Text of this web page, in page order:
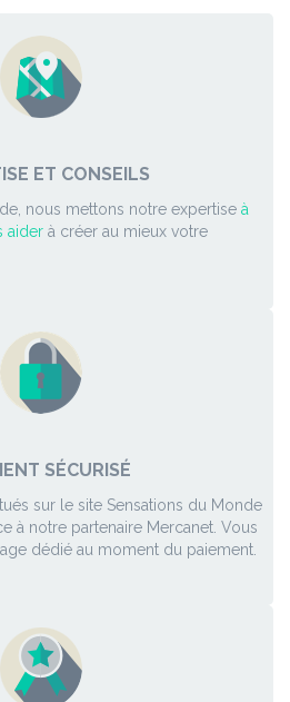
ET CONSEILS
nous mettons notre expertise à
aider à créer au mieux votre
SÉCURISÉ
sur le site Sensations du Monde
à notre partenaire Mercanet. Vous
dédié au moment du paiement.